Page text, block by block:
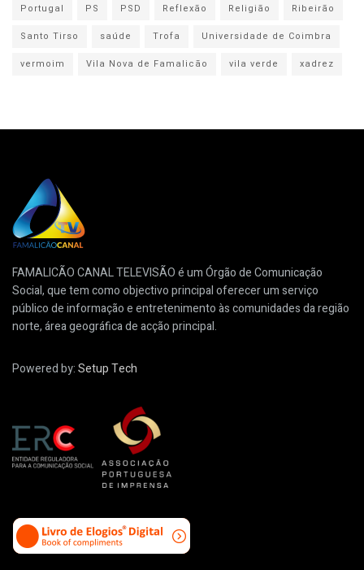
Portugal
PS PSD Reflexão Religião
Ribeirão
Santo Tirso
saúde Trofa
Universidade de Coimbra
vermoim
Vila Nova de Famalicão vila verde xadrez
FAMALICÃO CANAL TELEVISÃO é um Órgão de Comunicação
Social, que tem como objectivo principal oferecer um serviço
público de informação e entretenimento às comunidades da região
norte, área geográfica de acção principal.
Powered by:Setup Tech